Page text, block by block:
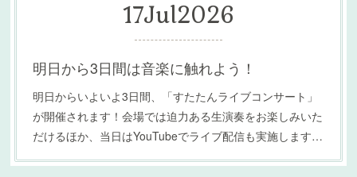
17Jul2026
明日から3日間は音楽に触れよう！
明日からいよいよ3日間、「すたたんライブコンサート」
が開催されます！会場では迫力ある生演奏をお楽しみいた
だけるほか、当日はYouTubeでライブ配信も実施します…